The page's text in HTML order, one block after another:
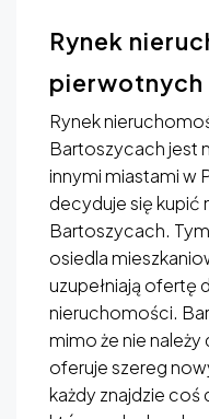
Rynek
pierwotnych
Rynek
Bartoszycach jest
innymi miastami w
decyduje się kupić
Bartoszycach.
osiedla
uzupełniają ofertę
nieruchomości.
mimo że nie należy
oferuje szereg
każdy znajdzie coś